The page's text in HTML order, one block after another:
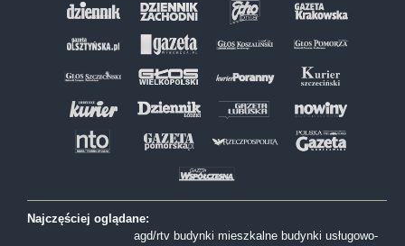
Najczęściej oglądane:
agd/rtv budynki mieszkalne budynki usługowo-